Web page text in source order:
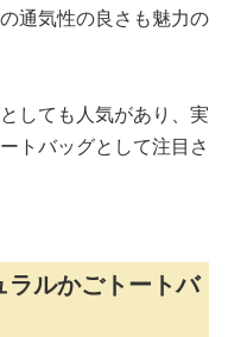
通気性の良さも魅力の
しても人気があり、実
トバッグとして注目さ
ラルかごトートバ